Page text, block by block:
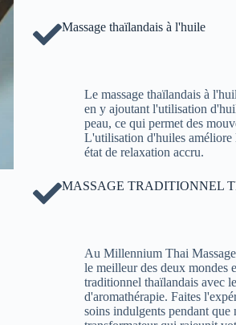
Massage thaïlandais à l'huile
Le massage thaïlandais à
en y ajoutant l'utilisation
peau, ce qui permet des
L'utilisation d'huiles améliore
état de relaxation accru.
MASSAGE TRADITIONNEL
Au Millennium Thai
le meilleur des deux mondes
traditionnel thaïlandais avec
d'aromathérapie. Faites
soins indulgents pendant que